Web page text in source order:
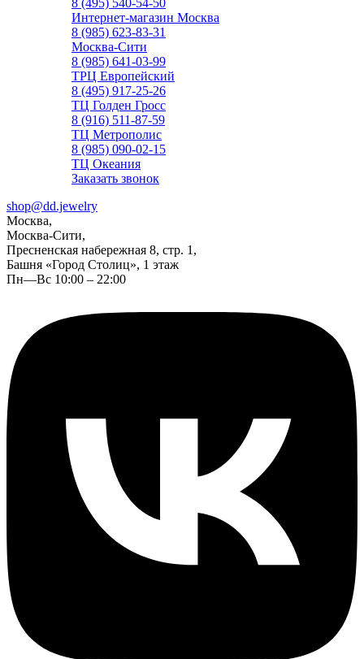
8 (495) 540-54-50
Интернет-магазин Москва
8 (985) 623-83-31
Москва-Сити
8 (985) 641-03-99
ТРЦ Европейский
8 (495) 917-25-26
ТЦ Голден Гросс
8 (916) 511-87-59
ТЦ Метрополис
8 (985) 090-02-15
ТЦ Океания
Заказать звонок
shop@dd.jewelry
Москва,
Москва-Сити,
Пресненская набережная 8, стр. 1,
Башня «Город Столиц», 1 этаж
Пн—Вс 10:00 – 22:00